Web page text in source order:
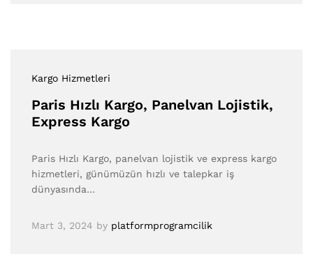
Kargo Hizmetleri
Paris Hızlı Kargo, Panelvan Lojistik,
Express Kargo
Paris Hızlı Kargo, panelvan lojistik ve express kargo
hizmetleri, günümüzün hızlı ve talepkar iş
dünyasında…
Mart 3, 2024 by platformprogramcilik